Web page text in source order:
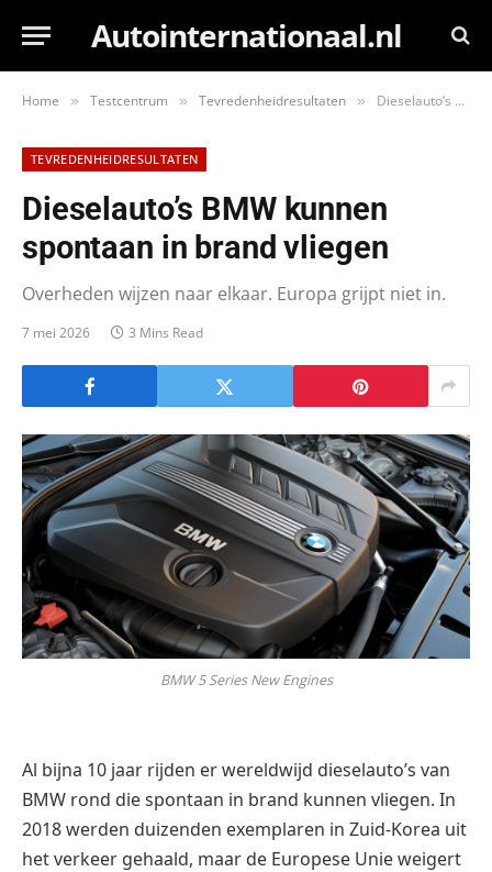
Autointernationaal.nl
Home » Testcentrum » Tevredenheidresultaten » Dieselauto’s BMW kunnen spontaan in brand vliegen
TEVREDENHEIDRESULTATEN
Dieselauto’s BMW kunnen
spontaan in brand vliegen
Overheden wijzen naar elkaar. Europa grijpt niet in.
7 mei 2026 3 Mins Read
BMW 5 Series New Engines
Al bijna 10 jaar rijden er wereldwijd dieselauto’s van
BMW rond die spontaan in brand kunnen vliegen. In
2018 werden duizenden exemplaren in Zuid-Korea uit
het verkeer gehaald, maar de Europese Unie weigert